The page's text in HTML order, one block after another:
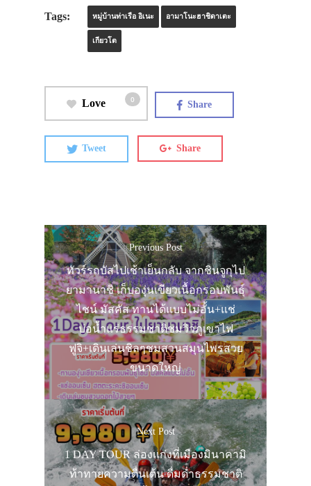
Tags: หมู่บ้านท่าเรือ อิเนะ อามาโนะฮาชิดาเตะ
เกียวโต
Love 0 Share
Tweet Share
Previous Post
ทัวร์รถบัสไปเช้าเย็นกลับ จากชินจูกุไป
ยามานาชิ เก็บองุ่นเขียวเนื้อกรอบพันธุ์
ไชน์ มัสคัส ทานได้แบบไม่อั้น+แช่
บ่อน้ำแร่ธรรมชาติชมวิวภูเขาไฟ
ฟูจิ+เดินเล่นชิลๆชมสวนสมุนไพรสวย
ขนาดใหญ่
Next Post
1 DAY TOUR ล่องแก่งที่เมืองมินาคามิ
ท้าทายความตื่นเต้น ดื่มด่ำธรรมชาติ